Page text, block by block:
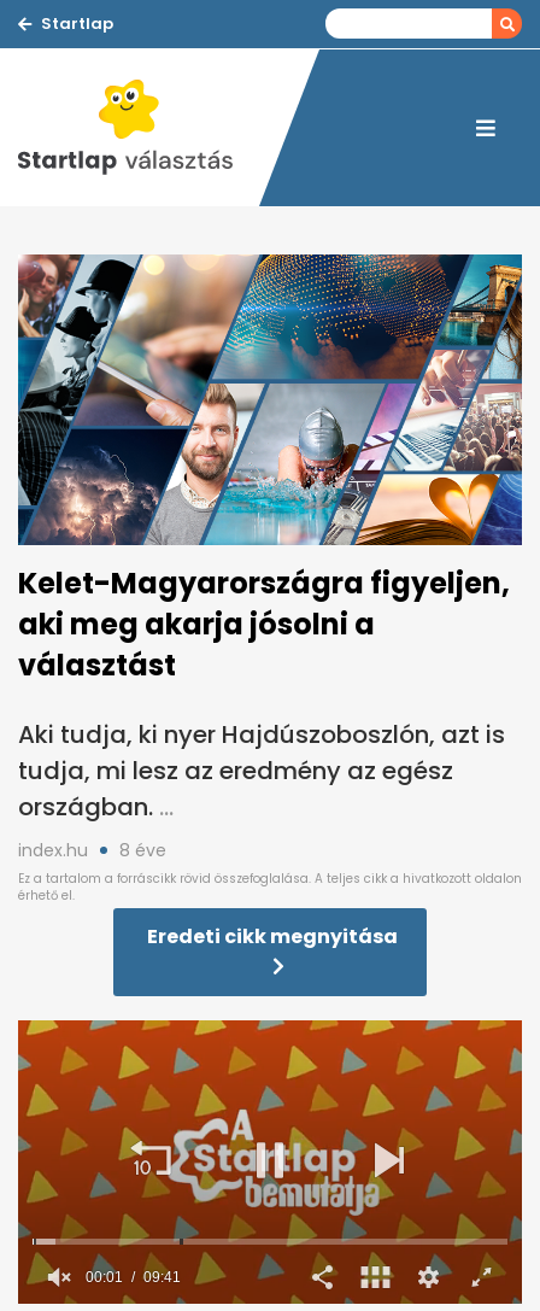
Startlap
Kelet-Magyarországra figyeljen,
aki meg akarja jósolni a
választást
Aki tudja, ki nyer Hajdúszoboszlón, azt is
tudja, mi lesz az eredmény az egész
országban.
index.hu 8 éve
Eredeti cikk megnyitása
00:02 09:41